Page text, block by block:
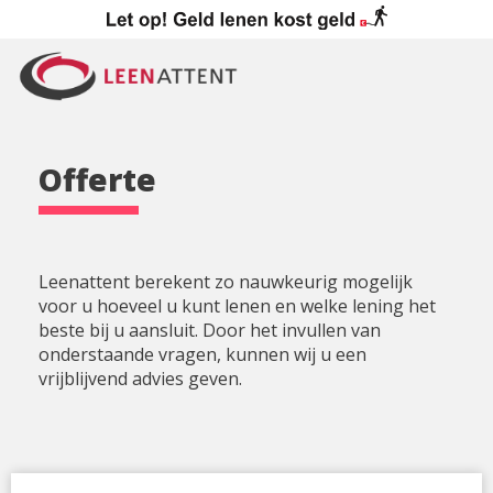
Offerte
Leenattent berekent zo nauwkeurig mogelijk
voor u hoeveel u kunt lenen en welke lening het
beste bij u aansluit. Door het invullen van
onderstaande vragen, kunnen wij u een
vrijblijvend advies geven.